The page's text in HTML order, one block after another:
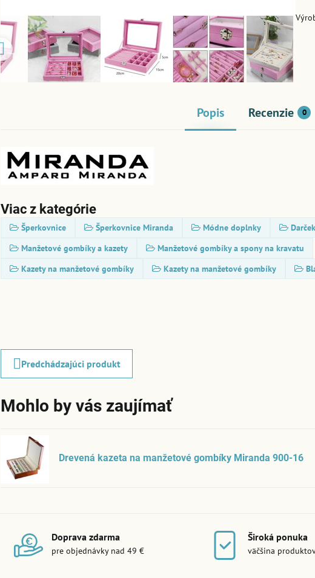
Popis Recenzie 0
Viac z kategórie
Šperkovnice Šperkovnice Miranda Módne doplnky
Manžetové gombíky a kazety
Manžetové gombíky a spony na kravatu
Kazety na manžetové gombíky
Kazety na manžetové gombíky
Predchádzajúci produkt
Mohlo by vás zaujímať
Drevená kazeta na manžetové gombíky Miranda 900-16
Doprava zdarma
pre objednávky nad 49 €
Široká ponuka
väčšina